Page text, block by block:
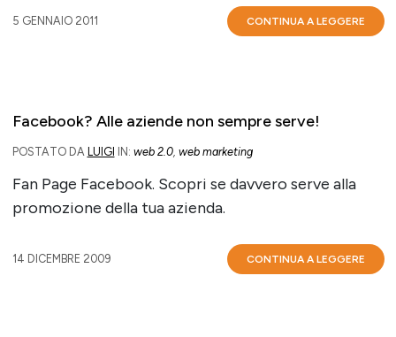
5 GENNAIO 2011 CONTINUA A LEGGERE
Facebook? Alle aziende non sempre serve!
POSTATO DA LUIGI IN: web 2.0, web marketing
Fan Page Facebook. Scopri se davvero serve alla
promozione della tua azienda.
14 DICEMBRE 2009 CONTINUA A LEGGERE